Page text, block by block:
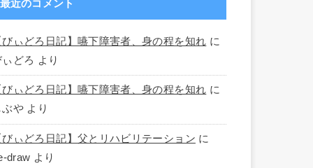
最近のコメント
びぃどろ日記】嚥下障害者、身の程を知れ に
ぃどろ より
びぃどろ日記】嚥下障害者、身の程を知れ に
ぶや より
びぃどろ日記】父とリハビリテーション に
draw より